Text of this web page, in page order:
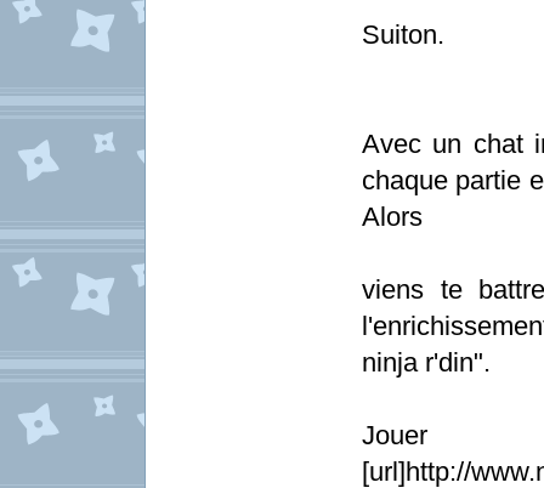
Suiton.
Avec un chat
chaque partie
Alors
viens te
ninja r'din".
[url]http://